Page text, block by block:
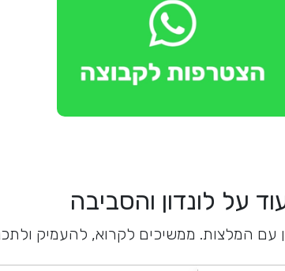
על לונדון והסביבה
עם המלצות. ממשיכים לקרוא, להעמיק